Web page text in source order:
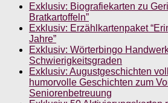
Exklusiv: Biografiekarten zu
Bratkartoffeln”
Exklusiv: Erzählkartenpaket
Jahre”
Exklusiv: Wörterbingo
Schwierigkeitsgraden
Exklusiv: Augustgeschichten
humorvolle Geschichten zum
Seniorenbetreuung